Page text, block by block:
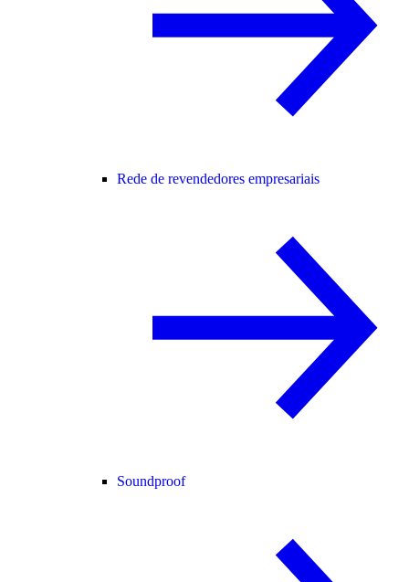
Rede de revendedores empresariais
Soundproof